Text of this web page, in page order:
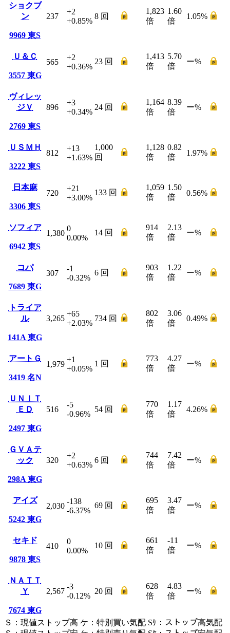
ショクブ
ン
9969 東S
237
+2
+0.85%
8 回
1,823
倍
1.60
倍
1.05%
Ｕ＆Ｃ
3557 東G
565
+2
+0.36%
23 回
1,413
倍
5.70
倍
ー%
ヴィレッ
ジＶ
2769 東S
896
+3
+0.34%
24 回
1,164
倍
8.39
倍
ー%
ＵＳＭＨ
3222 東S
812
+13
+1.63%
1,000
回
1,128
倍
0.82
倍
1.97%
日本麻
3306 東S
720
+21
+3.00%
133 回
1,059
倍
1.50
倍
0.56%
ソフィア
6942 東S
1,380
0
0.00%
14 回
914
倍
2.13
倍
ー%
コパ
7689 東G
307
-1
-0.32%
6 回
903
倍
1.22
倍
ー%
トライア
ル
141A 東G
3,265
+65
+2.03%
734 回
802
倍
3.06
倍
0.49%
アートＧ
3419 名N
1,979
+1
+0.05%
1 回
773
倍
4.27
倍
ー%
ＵＮＩＴ
ＥＤ
2497 東G
516
-5
-0.96%
54 回
770
倍
1.17
倍
4.26%
ＧＶＡテ
ック
298A 東G
320
+2
+0.63%
6 回
744
倍
7.42
倍
ー%
アイズ
5242 東G
2,030
-138
-6.37%
69 回
695
倍
3.47
倍
ー%
セキド
9878 東S
410
0
0.00%
10 回
661
倍
-11
倍
ー%
ＮＡＴＴ
Ｙ
7674 東G
2,567
-3
-0.12%
20 回
628
倍
4.83
倍
ー%
Ｓ ： 現値ストップ高 ケ ： 特別買い気配 Sｹ ： ストップ高気配